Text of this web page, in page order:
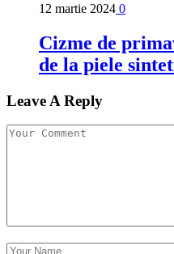
12 martie 2024 0
Cizme de
de la piele
Leave A Reply